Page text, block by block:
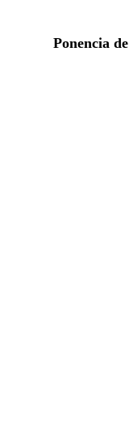
Ponencia de